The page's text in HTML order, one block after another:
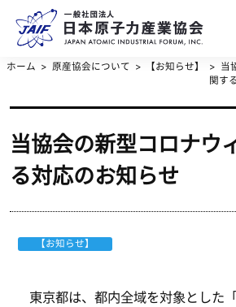
ホーム 原産協会について 【お知らせ】
当
関す
当協会の新型コロナウ
る対応のお知らせ
【お知らせ】
東京都は、都内全域を対象とした